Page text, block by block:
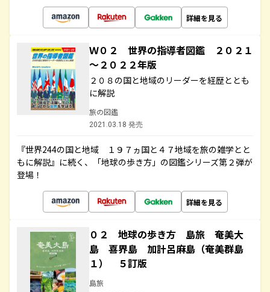
詳細を見る
Ｗ０２ 世界の指導者図鑑 ２０２１
～２０２２年版
２０８の国と地域のリーダーを経歴ととも
に解説
旅の図鑑
2021.03.18 発売
『世界244の国と地域 １９７ヵ国と４７地域を旅の雑学とと
もに解説』に続く、「地球の歩き方」の図鑑シリーズ第２弾が
登場！
詳細を見る
０２ 地球の歩き方 島旅 奄美大
島 喜界島 加計呂麻島（奄美群島
１） ５訂版
島旅